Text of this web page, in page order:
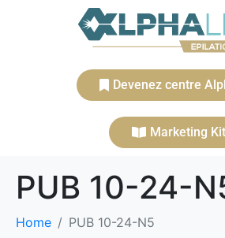
Devenez centre
Marketing Kit
PUB 10-24-
Home PUB 10-24-N5